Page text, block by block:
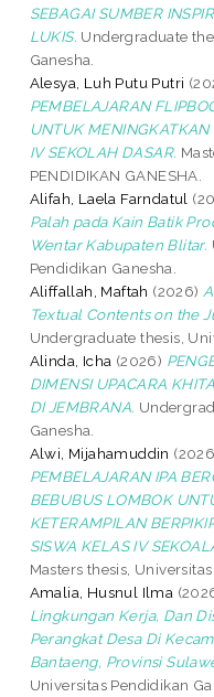
SEBAGAI SUMBER
LUKIS. Undergraduate
Ganesha.
Alesya, Luh Putu Putri
PEMBELAJARAN
UNTUK
IV SEKOLAH DASAR.
PENDIDIKAN GANESHA.
Alifah, Laela Farndatul
Palah pada Kain Batik
Wentar Kabupaten Blitar.
Pendidikan Ganesha.
Aliffallah, Maftah (2026)
Textual Contents on the
Undergraduate thesis,
Alinda, Icha (2026)
DIMENSI UPACARA
DI JEMBRANA.
Ganesha.
Alwi, Mijahamuddin
PEMBELAJARAN IPA
BEBUBUS LOMBOK
KETERAMPILAN
SISWA KELAS IV
Masters thesis,
Amalia, Husnul Ilma
Lingkungan Kerja, Dan
Perangkat Desa Di
Bantaeng, Provinsi
Universitas Pendidikan